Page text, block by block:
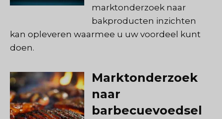
marktonderzoek naar
bakproducten inzichten
kan opleveren waarmee u uw voordeel kunt
doen.
Marktonderzoek
naar
barbecuevoedsel